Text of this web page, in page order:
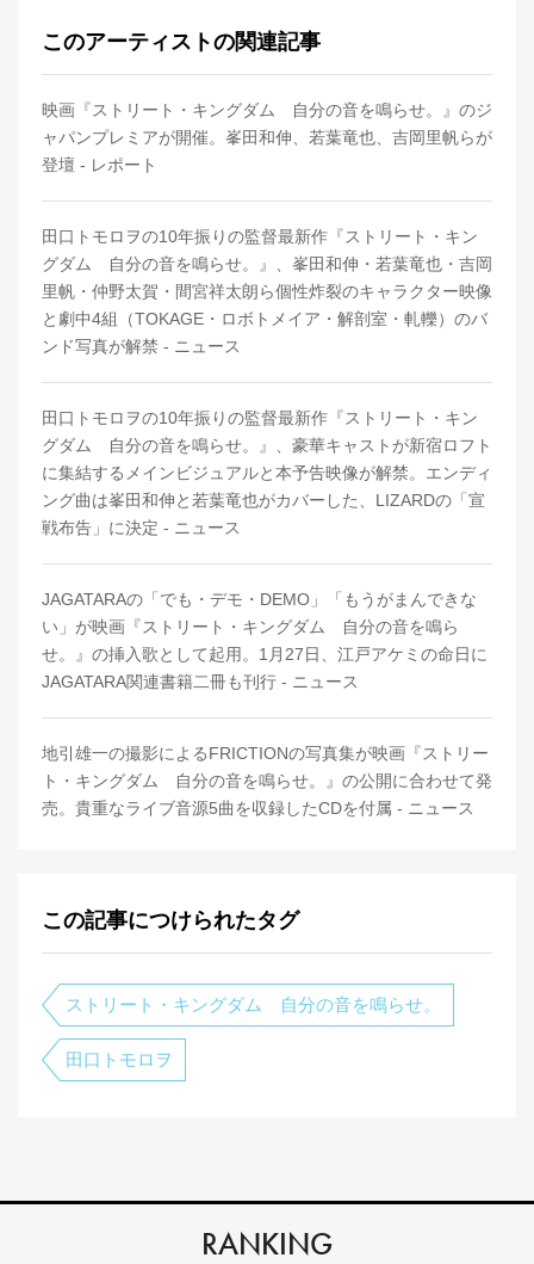
このアーティストの関連記事
映画『ストリート・キングダム 自分の音を鳴らせ。』のジ
ャパンプレミアが開催。峯田和伸、若葉竜也、吉岡里帆らが
登壇 - レポート
田口トモロヲの10年振りの監督最新作『ストリート・キン
グダム 自分の音を鳴らせ。』、峯田和伸・若葉竜也・吉岡
里帆・仲野太賀・間宮祥太朗ら個性炸裂のキャラクター映像
と劇中4組（TOKAGE・ロボトメイア・解剖室・軋轢）のバ
ンド写真が解禁 - ニュース
田口トモロヲの10年振りの監督最新作『ストリート・キン
グダム 自分の音を鳴らせ。』、豪華キャストが新宿ロフト
に集結するメインビジュアルと本予告映像が解禁。エンディ
ング曲は峯田和伸と若葉竜也がカバーした、LIZARDの「宣
戦布告」に決定 - ニュース
JAGATARAの「でも・デモ・DEMO」「もうがまんできな
い」が映画『ストリート・キングダム 自分の音を鳴ら
せ。』の挿入歌として起用。1月27日、江戸アケミの命日に
JAGATARA関連書籍二冊も刊行 - ニュース
地引雄一の撮影によるFRICTIONの写真集が映画『ストリー
ト・キングダム 自分の音を鳴らせ。』の公開に合わせて発
売。貴重なライブ音源5曲を収録したCDを付属 - ニュース
この記事につけられたタグ
ストリート・キングダム 自分の音を鳴らせ。
田口トモロヲ
RANKING